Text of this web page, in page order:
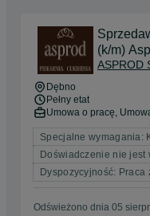
(k/m)
ASPROD
Dębno
Pełny etat
Umowa o pracę,
Specjalne wymagania:
Doświadczenie nie jest
Dyspozycyjność: Praca
Odświeżono dnia 05